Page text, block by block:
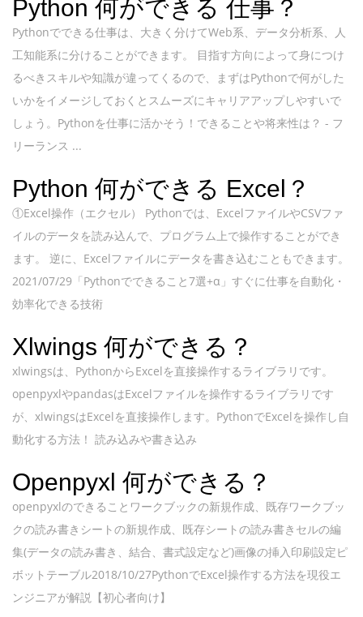
Python 何ができる 仕事？
Pythonでできる仕事は、大きく分けてWeb系、データ分析系、人
工知能系に分けることができます。 目指す方向によって身につけ
るべきスキルや知識が違ってくるので、まずはPythonで何がした
いかをイメージしておくとスムーズにキャリアアップしやすいで
しょう。Pythonを仕事に活かそう！できることや将来性は？ - フ
リーランス ...
Python 何ができる Excel？
①Excel操作（エクセル） Pythonでは、ExcelファイルやCSVファ
イルのデータを読み込んで、プログラム上で操作することができ
ます。 逆に、Excelファイルにデータを書き込むこともできます。
2021/07/29「Pythonでできること7選+α」すぐに仕事を自動化・
効率化できる技術
Xlwings 何ができる？
xlwingsは、PythonからExcelを直接操作するライブラリです。
openpyxlやpandasはExcelファイルを操作するライブラリです
が、xlwingsはExcelを直接操作します。PythonでExcelを操作し自
動化する方法！ 読み込みや書き込み
Openpyxl 何ができる？
openpyxlのできることワークブックの新規作成、既存ワークブッ
クの読み書きシートの新規作成、既存シートの読み書きセルの編
集(データの読み書き、結合、書式設定など)画像の挿入印刷設定ピ
ボットテーブル2018/10/27PythonでExcel操作する方法を現役エ
ンジニアが解説【初心者向け】